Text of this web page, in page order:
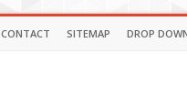
CONTACT SITEMAP DROP